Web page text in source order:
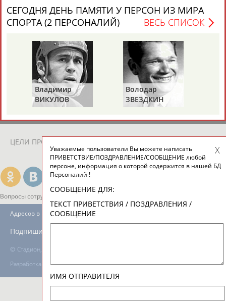
АБДУЛДАУДОВАБДУЛЖАЛИЛОВАБДУЛКАГИРОВАБДУЛЛАЕВ
24 персон из 13181
ТАБЛО АКТИВНОСТИ
ЦЕЛИ ПРОЕКТА
Вопросы сотрудничества и совместной деятельности
© Стадион, 1998-2026
Разработка и поддержка ООО НАИТ «Стадион»
Адресов в новостной рассылке: 996
Подпишись
СЕГОДНЯ ДЕНЬ ПАМЯТИ У ПЕРСОН ИЗ МИРА
СПОРТА (2 ПЕРСОНАЛИЙ)
ВЕСЬ СПИСОК
Владимир
ВИКУЛОВ
Володар
ЗВЕЗДКИН
Уважаемые пользователи Вы можете написать
ПРИВЕТСТВИЕ/ПОЗДРАВЛЕНИЕ/СООБЩЕНИЕ любой
персоне, информация о которой содержится в нашей БД
Персоналий !
СООБЩЕНИЕ ДЛЯ:
ТЕКСТ ПРИВЕТСТВИЯ / ПОЗДРАВЛЕНИЯ /
СООБЩЕНИЕ
ИМЯ ОТПРАВИТЕЛЯ